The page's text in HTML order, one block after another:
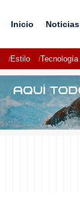
Inicio Noticias
Estilo Tecnología